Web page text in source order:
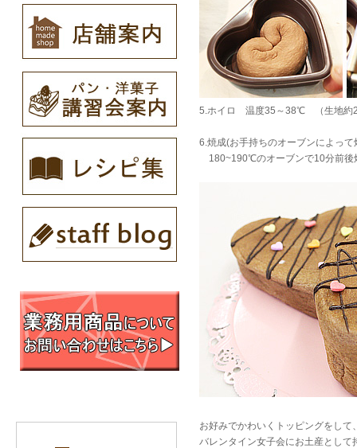
5.ホイロ 温度35～38℃ （生地約
6.焼成(お手持ちのオーブンによっ
180~190℃のオーブンで10分前後
お好みでかわいくトッピングをして
バレンタイン女子会にお土産として